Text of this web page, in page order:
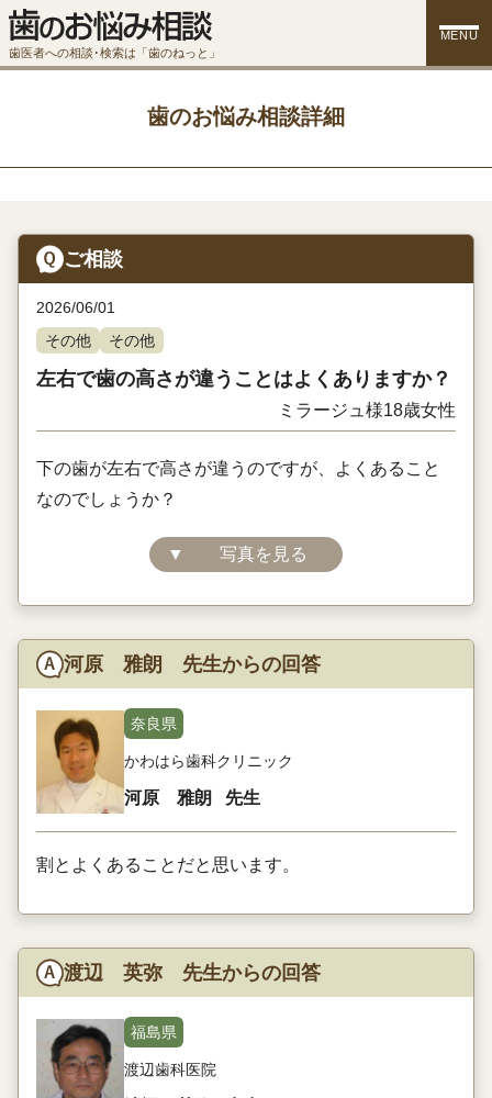
歯医者への相談･検索は「歯のねっと」
MENU
歯のお悩み相談詳細
ご相談
2026/06/01
その他
その他
左右で歯の高さが違うことはよくありますか？
ミラージュ様18歳女性
下の歯が左右で高さが違うのですが、よくあること
なのでしょうか？
▼ 写真を見る
河原 雅朗 先生からの回答
奈良県
かわはら歯科クリニック
河原 雅朗 先生
割とよくあることだと思います。
渡辺 英弥 先生からの回答
福島県
渡辺歯科医院